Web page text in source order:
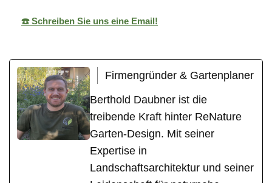
☎️ Schreiben Sie uns eine Email!
Firmengründer & Gartenplaner
Berthold Daubner ist die
treibende Kraft hinter ReNature
Garten-Design. Mit seiner
Expertise in
Landschaftsarchitektur und seiner